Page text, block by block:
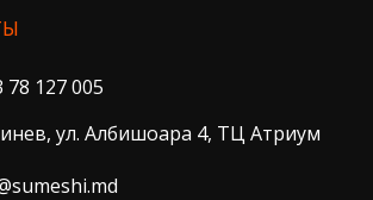
78 127 005
ул. Албишоара 4, ТЦ Атриум